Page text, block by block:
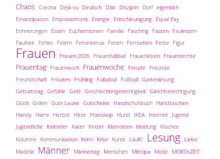
Chaos Corona Déjà-vu Deutsch Diät Disziplin Dorf eigentlich
Emanzipation Empowerment Energie Entschleunigung Equal Pay
Erinnerungen Essen Euphemismen Familie Fasching Fasten Faulenzen
Faulheit Fehler Feiern Feminismus Ferien Fernsehen Feste Figur
Frauen Frauen 2026 Frauenfußball Frauenleben Frauenrechte
Frauentag Frauenwoch Frauenwoche Freude Freunde
Freundschaft Frisuren Frühling Fußaball Fußball Gartenlesung
Geburtstag Gefühle Geld Geschlechtergerechtigkeit Gleichberechtigung
Glück Grillen Gute Laune Gutscheine Handschuhbuch Handtaschen
Handy Harre Herbst Hitze Horoskop Hund IKEA Internet Jugend
Jugendliche Kalender Kater Kinder Klamotten Kleidung Klischee
Kolumne Kommunikation Krimi Krise Kunst Läuft! Lesung Liebe
Maddie Männer Männertag Menschen Mitropa Mode MORDsZEIT